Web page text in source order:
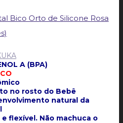
Bico Orto de Silicone Rosa
A (BPA)
no rosto do Bebê
natural da
flexível. Não machuca o